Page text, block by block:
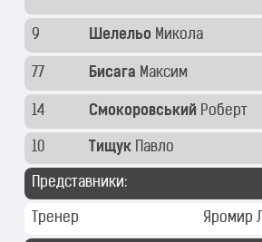
9 Шелельо Микола
77 Бисага Максим
14 Смокоровський Роберт
10 Тищук Павло
Представники:
Тренер Яромир